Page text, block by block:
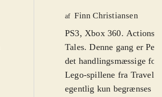
af Finn Christiansen
PS3, Xbox 360.
Tales. Denne gang er
det handlingsmæssige
Lego-spillene fra
egentlig kun begrænses